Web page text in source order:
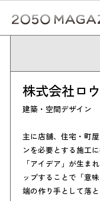
content
株式会社ロ
建築・空間デザイン
主に店舗、住宅・町
ンを必要とする施工
「アイデア」が生ま
ップすることで「意
端の作り手として落